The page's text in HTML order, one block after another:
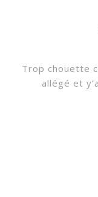
Trop chouette
allégé et